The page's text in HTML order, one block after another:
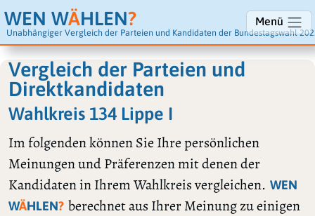
WEN WÄHLEN?
Unabhängiger Vergleich der Parteien und Kandidaten der Bundestagswahl
Menü
Vergleich der Parteien und
Direktkandidaten
Wahlkreis 134 Lippe I
Im folgenden können Sie Ihre persönlichen
Meinungen und Präferenzen mit denen der
Kandidaten in Ihrem Wahlkreis vergleichen. WEN
WÄHLEN? berechnet aus Ihrer Meinung zu einigen